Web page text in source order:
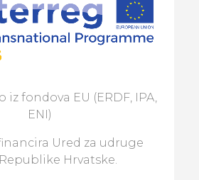
fondova EU (ERDF, IPA,
ENI)
Ured za udruge
Hrvatske.